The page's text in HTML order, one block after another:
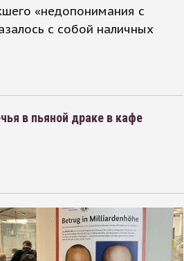
«недопонимания с
с собой наличных
в пьяной драке в кафе